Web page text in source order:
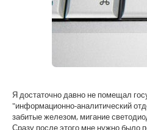
Я достаточно давно не помещал
"информационно-аналитический
забитые железом, мигание
Сразу после этого мне нужно было